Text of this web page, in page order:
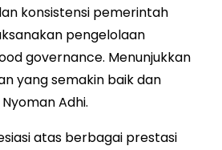
konsistensi pemerintah
pengelolaan
governance. Menunjukkan
yang semakin baik dan
Adhi.
atas berbagai prestasi